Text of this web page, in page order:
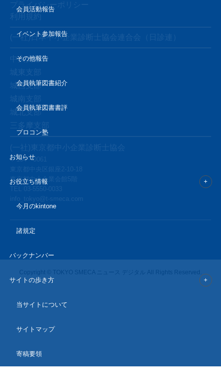
会員活動報告
イベント参加報告
その他報告
会員執筆図書紹介
会員執筆図書書評
プロコン塾
お知らせ
お役立ち情報
今月のkintone
諸規定
バックナンバー
サイトの歩き方
当サイトについて
サイトマップ
寄稿要領
プライバシーポリシー
利用規約
(一社)日本中小企業診断士協会連合会（日診連）
中央支部
城東支部
城西支部
城南支部
城北支部
三多摩支部
(一社)東京都中小企業診断士協会
〒104－0061
東京都中央区銀座2-10-18
東京都中小企業会館5階
TEL 03-5550-0033
info_tokyo@t-smeca.com
Copyright © TOKYO SMECA ニュース デジタル All Rights Reserved.